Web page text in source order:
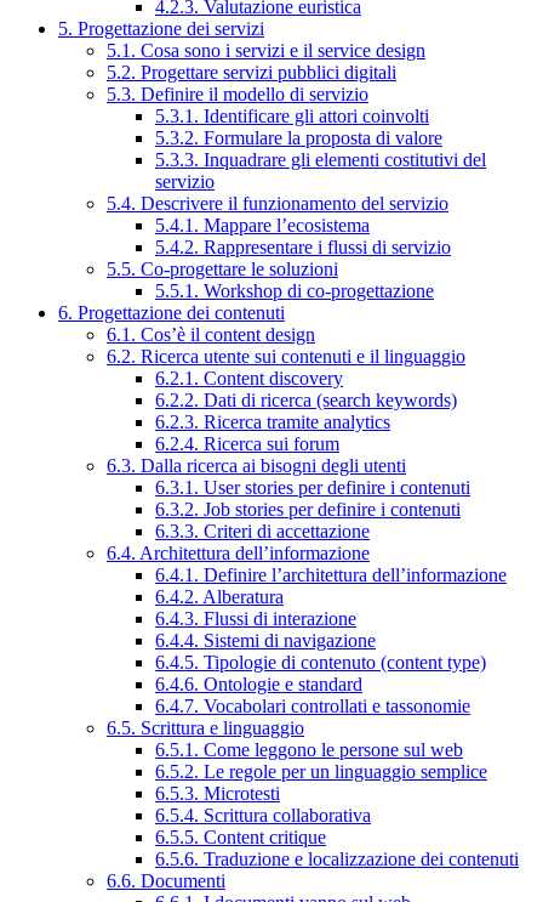
4.2.3. Valutazione euristica
5. Progettazione dei servizi
5.1. Cosa sono i servizi e il service design
5.2. Progettare servizi pubblici digitali
5.3. Definire il modello di servizio
5.3.1. Identificare gli attori coinvolti
5.3.2. Formulare la proposta di valore
5.3.3. Inquadrare gli elementi costitutivi del
servizio
5.4. Descrivere il funzionamento del servizio
5.4.1. Mappare l’ecosistema
5.4.2. Rappresentare i flussi di servizio
5.5. Co-progettare le soluzioni
5.5.1. Workshop di co-progettazione
6. Progettazione dei contenuti
6.1. Cos’è il content design
6.2. Ricerca utente sui contenuti e il linguaggio
6.2.1. Content discovery
6.2.2. Dati di ricerca (search keywords)
6.2.3. Ricerca tramite analytics
6.2.4. Ricerca sui forum
6.3. Dalla ricerca ai bisogni degli utenti
6.3.1. User stories per definire i contenuti
6.3.2. Job stories per definire i contenuti
6.3.3. Criteri di accettazione
6.4. Architettura dell’informazione
6.4.1. Definire l’architettura dell’informazione
6.4.2. Alberatura
6.4.3. Flussi di interazione
6.4.4. Sistemi di navigazione
6.4.5. Tipologie di contenuto (content type)
6.4.6. Ontologie e standard
6.4.7. Vocabolari controllati e tassonomie
6.5. Scrittura e linguaggio
6.5.1. Come leggono le persone sul web
6.5.2. Le regole per un linguaggio semplice
6.5.3. Microtesti
6.5.4. Scrittura collaborativa
6.5.5. Content critique
6.5.6. Traduzione e localizzazione dei contenuti
6.6. Documenti